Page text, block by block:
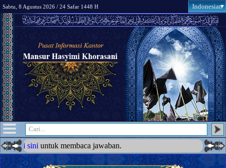
Sabtu, 8 Agustus 2026 / 24 Safar 1448 H Indonesian
membaca jawaban.